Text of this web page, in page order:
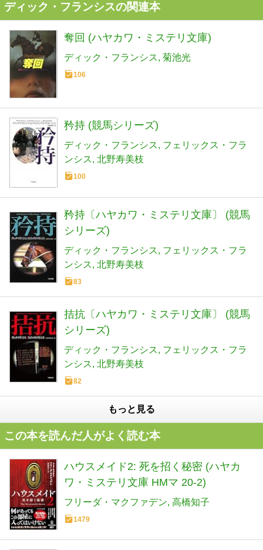
ディック・フランシスの関連本
奪回 (ハヤカワ・ミステリ文庫)
ディック・フランシス 菊池光
106
矜持 (競馬シリーズ)
ディック・フランシス
フェリックス・フラ
ンシス 北野寿美枝
100
矜持〔ハヤカワ・ミステリ文庫〕 (競馬
シリーズ)
ディック・フランシス
フェリックス・フラ
ンシス 北野寿美枝
83
拮抗〔ハヤカワ・ミステリ文庫〕 (競馬
シリーズ)
ディック・フランシス
フェリックス・フラ
ンシス 北野寿美枝
82
もっと見る
この本を読んだ人がよく読む本
ハウスメイド2: 死を招く秘密 (ハヤカ
ワ・ミステリ文庫 HMマ 20-2)
フリーダ・マクファデン 高橋知子
1479